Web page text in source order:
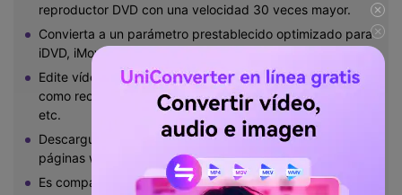
reproductor DVD con una velocidad 30 veces mayor.
Convierta a un parámetro prestablecido optimizado para
iDVD, iMovie, Final.
Edite vídeos con las funciones avanzadas de edición
como recortar, cortar, agregar marca de agua, subtítulos,
etc.
Descargue vídeos desde YouTube y más de otras 1000
páginas web en las que se comparten vídeos.
Es compatible con los Sistemas Operativos: Windows